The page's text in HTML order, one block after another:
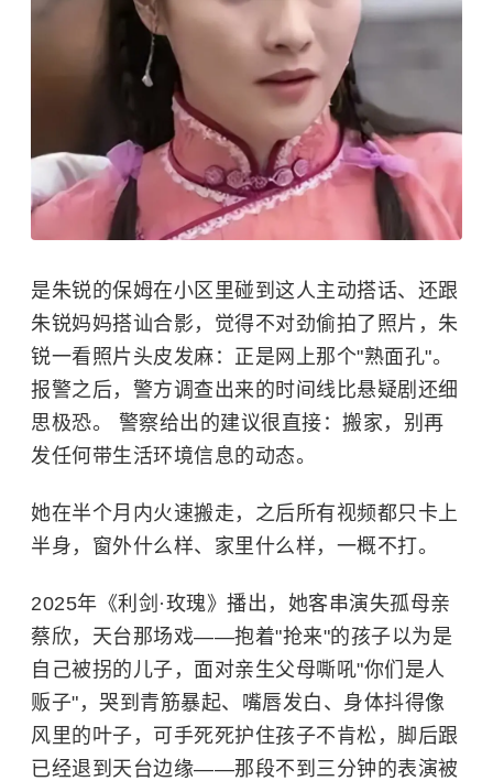
是朱锐的保姆在小区里碰到这人主动搭话、还跟
朱锐妈妈搭讪合影，觉得不对劲偷拍了照片，朱
锐一看照片头皮发麻：正是网上那个"熟面孔"。
报警之后，警方调查出来的时间线比悬疑剧还细
思极恐。 警察给出的建议很直接：搬家，别再
发任何带生活环境信息的动态。
她在半个月内火速搬走，之后所有视频都只卡上
半身，窗外什么样、家里什么样，一概不打。
2025年《利剑·玫瑰》播出，她客串演失孤母亲
蔡欣，天台那场戏——抱着"抢来"的孩子以为是
自己被拐的儿子，面对亲生父母嘶吼"你们是人
贩子"，哭到青筋暴起、嘴唇发白、身体抖得像
风里的叶子，可手死死护住孩子不肯松，脚后跟
已经退到天台边缘——那段不到三分钟的表演被